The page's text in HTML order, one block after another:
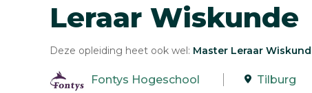
Leraar Wiskunde
Deze opleiding heet ook wel: Master Leraar
Fontys Hogeschool Tilburg